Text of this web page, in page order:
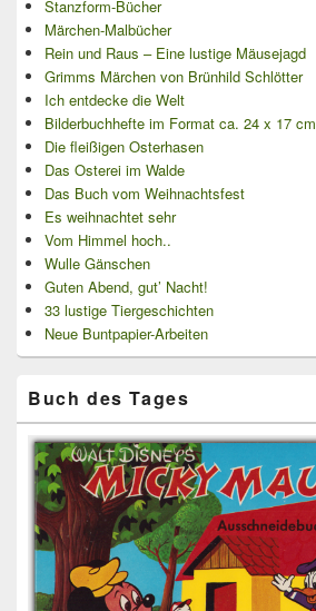
Stanzform-Bücher
Märchen-Malbücher
Rein und Raus – Eine lustige Mäusejagd
Grimms Märchen von Brünhild Schlötter
Ich entdecke die Welt
Bilderbuchhefte im Format ca. 24 x 17 cm
Die fleißigen Osterhasen
Das Osterei im Walde
Das Buch vom Weihnachtsfest
Es weihnachtet sehr
Vom Himmel hoch..
Wulle Gänschen
Guten Abend, gut’ Nacht!
33 lustige Tiergeschichten
Neue Buntpapier-Arbeiten
Buch des Tages